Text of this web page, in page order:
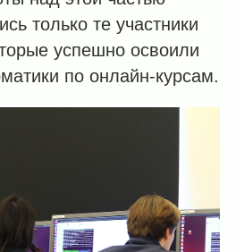
только те участники
успешно освоили
по онлайн-курсам.